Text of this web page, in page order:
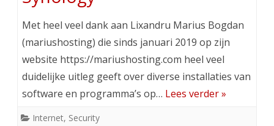
Met heel veel dank aan Lixandru Marius Bogdan
(mariushosting) die sinds januari 2019 op zijn
website https://mariushosting.com heel veel
duidelijke uitleg geeft over diverse installaties van
software en programma’s op… Lees verder »
Internet, Security